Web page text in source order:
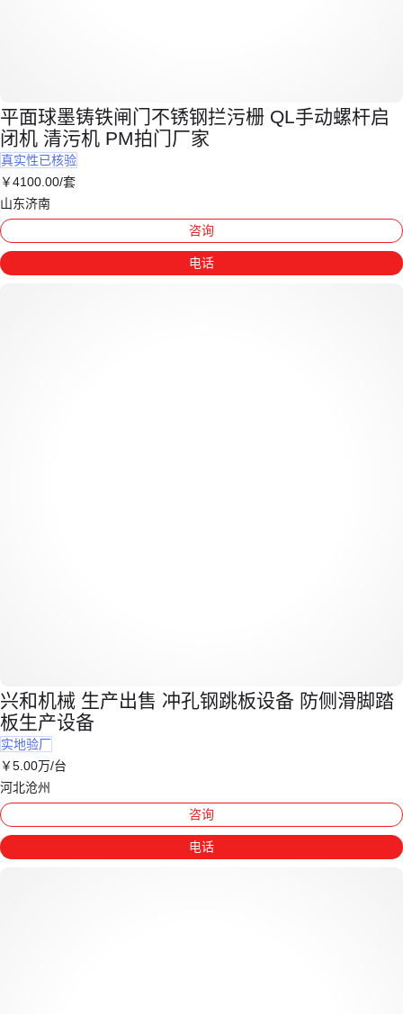
平面球墨铸铁闸门不锈钢拦污栅 QL手动螺杆启
闭机 清污机 PM拍门厂家
真实性已核验
￥4100.00/套
山东济南
咨询
电话
兴和机械 生产出售 冲孔钢跳板设备 防侧滑脚踏
板生产设备
实地验厂
￥5.00万/台
河北沧州
咨询
电话